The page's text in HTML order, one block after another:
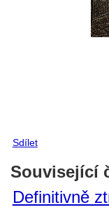
Sdílet
Související
Definitivně